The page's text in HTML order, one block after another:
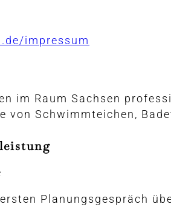
impressum
im Raum Sachsen
von Schwimmteichen,
Planungsgespräch